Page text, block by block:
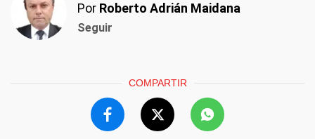
Por Roberto Adrián Maidana
Seguir
COMPARTIR